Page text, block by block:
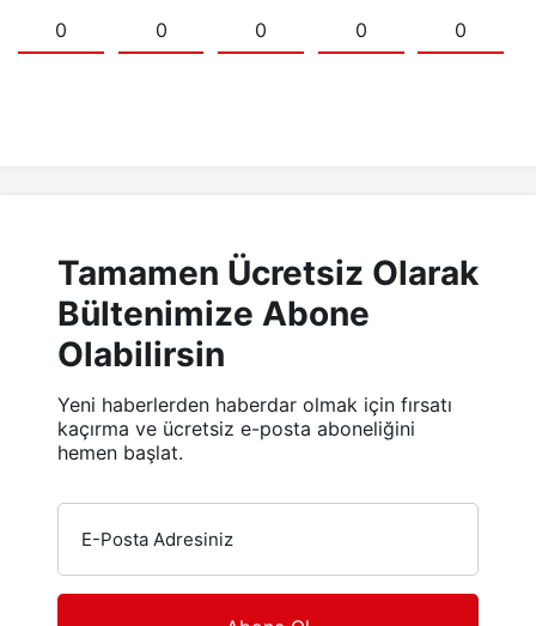
0 0 0 0 0
Tamamen Ücretsiz Olarak
Bültenimize Abone
Olabilirsin
Yeni haberlerden haberdar olmak için fırsatı
kaçırma ve ücretsiz e-posta aboneliğini
hemen başlat.
E-Posta Adresiniz